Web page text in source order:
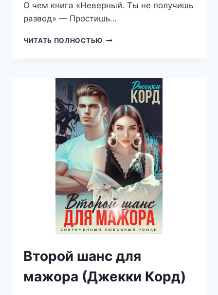
О чем книга «Неверный. Ты не получишь
развод» — Простишь…
ЧИТАТЬ ПОЛНОСТЬЮ НЕВЕРНЫЙ.
РАЗВОД
(ДЖЕККИ
КОРД)
Второй шанс для
мажора (Джекки Корд)